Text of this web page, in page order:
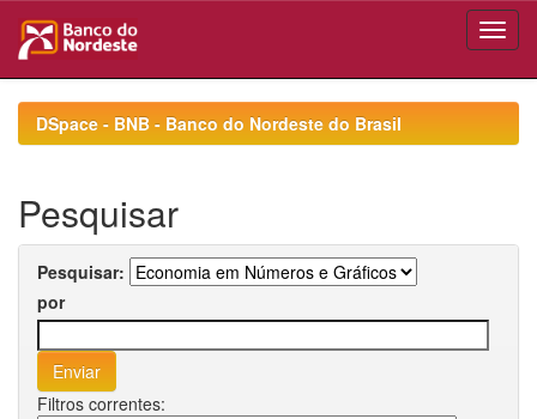
navigationDSpace - BNB - Banco do Nordeste do Brasil
Pesquisar
Pesquisar:
por
Filtros correntes: